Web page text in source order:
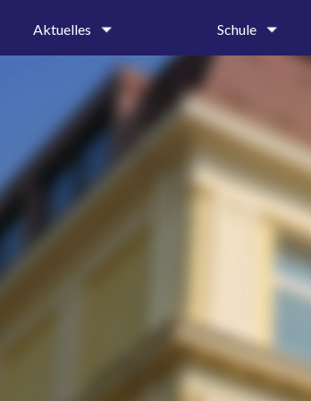
Aktuelles
Terminkalender
Speiseplan
Ferienkalender
A-B-Wochenkalender
Pressespiegel
Schule
Kollegium
Schulleitung &
Sekretariat
Prävention
Schulordnung
Schulkalender